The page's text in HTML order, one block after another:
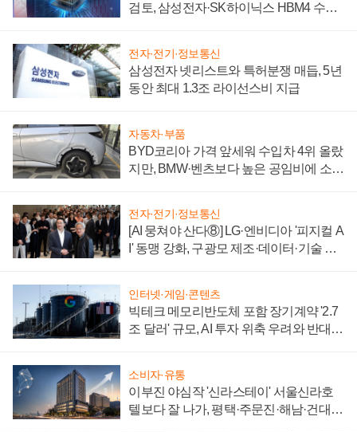
검토, 삼성전자·SK하이닉스 HBM4 수율
전자·전기·정보통신
삼성전자 넷리스트와 특허분쟁 매듭, 5년
동안 최대 1.3조 라이선스비 지급
자동차·부품
BYD코리아 가격 앞세워 수입차 4위 올랐
지만, BMW·벤츠보다 높은 공임비에 소비
전자·전기·정보통신
[AI 뭉쳐야 산다⑧] LG·엔비디아 '피지컬 A
I' 동맹 강화, 구광모 제조·데이터·기술 결
인터넷·게임·콘텐츠
빅테크 메모리반도체 포함 장기계약 '2.7
조 달러' 규모, AI 투자 위축 우려와 반대
소비자·유통
이부진 야심작 '신라스테이' 서울신라호
텔보다 잘 나가, 평택·주문진·해남·건대로